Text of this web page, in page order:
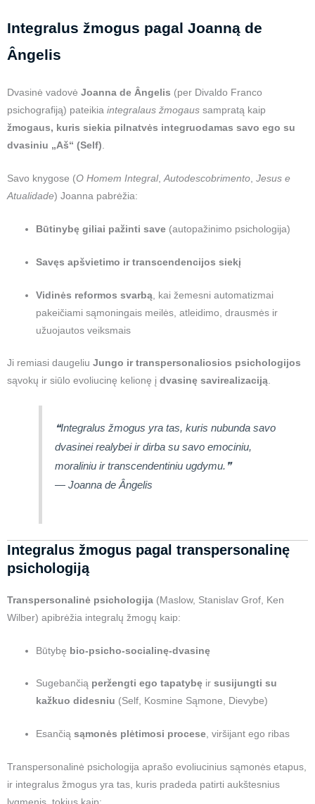
Integralus žmogus pagal Joanną de
Ângelis
Dvasinė vadovė Joanna de Ângelis (per Divaldo Franco
psichografiją) pateikia integralaus žmogaus sampratą kaip
žmogaus, kuris siekia pilnatvės integruodamas savo ego su
dvasiniu „Aš“ (Self).
Savo knygose (O Homem Integral, Autodescobrimento Jesus e
Atualidade) Joanna pabrėžia:
Būtinybę giliai pažinti save (autopažinimo psichologija)
Savęs apšvietimo ir transcendencijos siekį
Vidinės reformos svarbą , kai žemesni automatizmai
pakeičiami sąmoningais meilės, atleidimo, drausmės ir
užuojautos veiksmais
Ji remiasi daugeliu Jungo ir transpersonaliosios psichologijos
sąvokų ir siūlo evoliucinę kelionę į dvasinę savirealizaciją.
❝Integralus žmogus yra tas, kuris nubunda savo
dvasinei realybei ir dirba su savo emociniu,
moraliniu ir transcendentiniu ugdymu.❞
—Joanna de Ângelis
Integralus žmogus pagal transpersonalinę
psichologiją
Transpersonalinė psichologija (Maslow, Stanislav Grof, Ken
Wilber) apibrėžia integralų žmogų kaip:
Būtybę bio-psicho-socialinę-dvasinę
Sugebančią peržengti ego tapatybę irsusijungti su
kažkuo didesniu (Self, Kosmine Sąmone, Dievybe)
Esančiąsąmonės plėtimosi procese, viršijant ego ribas
Transpersonalinė psichologija aprašo evoliucinius sąmonės etapus,
ir integralus žmogus yra tas, kuris pradeda patirti aukštesnius